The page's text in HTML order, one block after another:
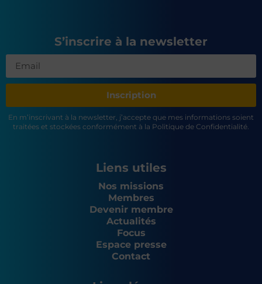
S’inscrire à la newsletter
Inscription
En m’inscrivant à la newsletter, j’accepte que mes informations soient
traitées et stockées conformément à la Politique de Confidentialité.
Liens utiles
Nos missions
Membres
Devenir membre
Actualités
Focus
Espace presse
Contact